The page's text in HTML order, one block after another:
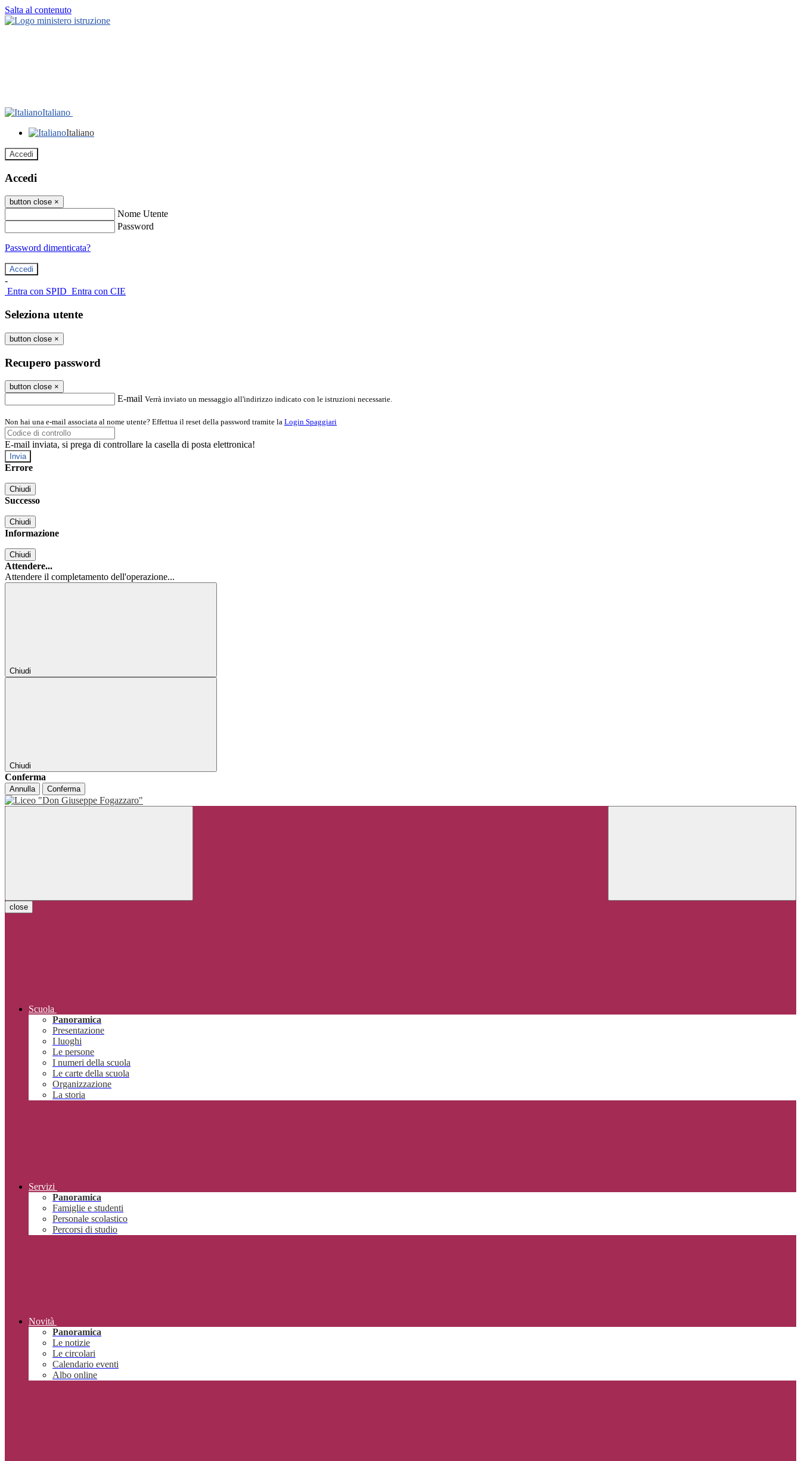
Salta al contenuto
Italiano
Italiano
Accedi
Accedi
button close ×
Nome Utente
Password
Password dimenticata?
-
Entra con SPID Entra con CIE
Seleziona utente
button close ×
Recupero password
button close ×
E-mail Verrà inviato un messaggio all'indirizzo indicato con le istruzioni necessarie.
Non hai una e-mail associata al nome utente? Effettua il reset della password tramite la Login Spaggiari
E-mail inviata, si prega di controllare la casella di posta elettronica!
Errore
Chiudi
Successo
Chiudi
Informazione
Chiudi
Attendere...
Attendere il completamento dell'operazione...
Chiudi
Chiudi
Conferma
Annulla Conferma
close
Scuola
Panoramica
Presentazione
I luoghi
Le persone
I numeri della scuola
Le carte della scuola
Organizzazione
La storia
Servizi
Panoramica
Famiglie e studenti
Personale scolastico
Percorsi di studio
Novità
Panoramica
Le notizie
Le circolari
Calendario eventi
Albo online